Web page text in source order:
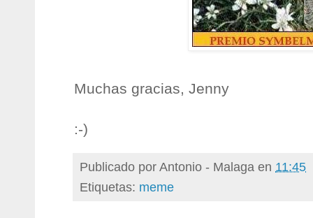
Muchas gracias, Jenny
:-)
Publicado porAntonio - Malaga en 11:45
Etiquetas: meme